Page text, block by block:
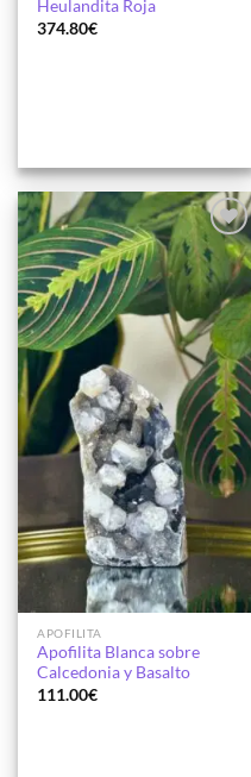
Heulandita Roja
374.80€
Añadir
a la
lista de
deseos
APOFILITA
Apofilita Blanca sobre
Calcedonia y Basalto
111.00€